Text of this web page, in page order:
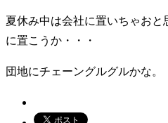
夏休み中は会社に置いちゃおと
に置こうか・・・
団地にチェーングルグルかな。